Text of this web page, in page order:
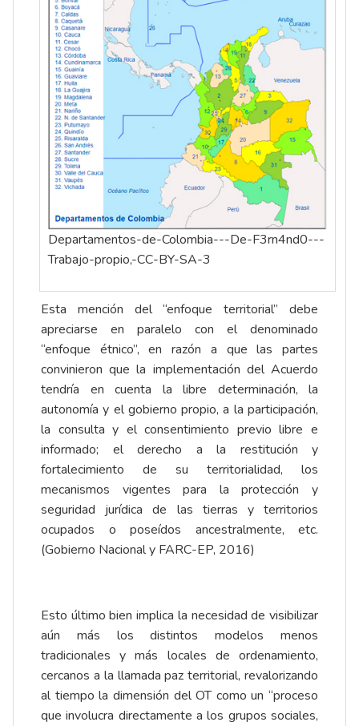
Departamentos-de-Colombia---De-F3rn4nd0---
Trabajo-propio,-CC-BY-SA-3
Esta mención del “enfoque territorial” debe
apreciarse en paralelo con el denominado
“enfoque étnico”, en razón a que las partes
convinieron que la implementación del Acuerdo
tendría en cuenta la libre determinación, la
autonomía y el gobierno propio, a la participación,
la consulta y el consentimiento previo libre e
informado; el derecho a la restitución y
fortalecimiento de su territorialidad, los
mecanismos vigentes para la protección y
seguridad jurídica de las tierras y territorios
ocupados o poseídos ancestralmente, etc.
(Gobierno Nacional y FARC-EP, 2016)
Esto último bien implica la necesidad de visibilizar
aún más los distintos modelos menos
tradicionales y más locales de ordenamiento,
cercanos a la llamada paz territorial, revalorizando
al tiempo la dimensión del OT como un “proceso
que involucra directamente a los grupos sociales,